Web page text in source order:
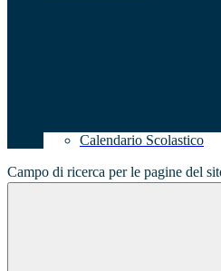
Calendario Scolastico
Campo di ricerca per le pagine del